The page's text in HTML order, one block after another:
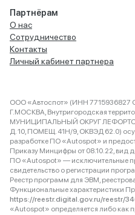
Партнёрам
О нас
Сотрудничество
Контакты
Личный кабинет партнера
ООО «Автоспот» (ИНН 7715936827
Г.МОСКВА, Внутригородская
МУНИЦИПАЛЬНЫЙ ОКРУГ
Д. 10, ПОМЕЩ. 41Н/9, ОКВЭД 62.0)
разработке ПО «Autospot» и
Приказу Минцифры от 08.10.22, вид
ПО «Autospot» — исключительные
свидетельство о регистрации
Реестр программ для ЭВМ,
Функциональные характеристики
https://reestr.digital.gov.ru/reestr/
«Autospot» определяется либо как